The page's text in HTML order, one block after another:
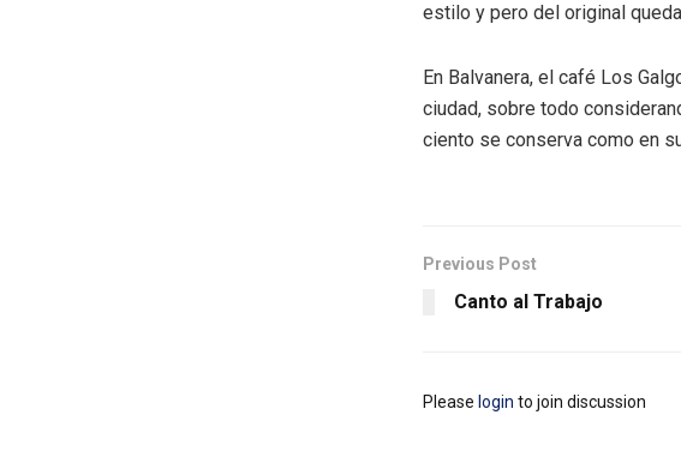
estilo y pero del original
En Balvanera, el café Los
ciudad, sobre todo
ciento se conserva como en
Previous Post
Canto al Trabajo
Please login to join discussion